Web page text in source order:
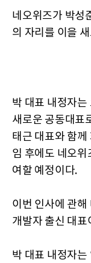
네오위즈가 박성
의 자리를 이을
박 대표 내정자는
새로운 공동대표
태근 대표와 함께
임 후에도 네오
여할 예정이다.
이번 인사에 관
개발자 출신 대
박 대표 내정자